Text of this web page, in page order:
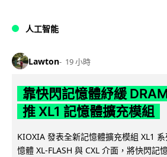
人工智能
Lawton 19 小時
靠快閃記憶體紓緩
推 XL1 記憶體擴充模組
KIOXIA 發表全新記憶體擴充模組 XL1
憶體 XL-FLASH 與 CXL 介面，將快閃記